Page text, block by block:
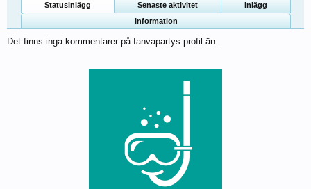
Statusinlägg Senaste aktivitet
Inlägg
Information
Det finns inga kommentarer på fanvapartys profil än.